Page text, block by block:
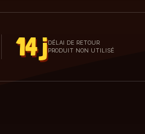
14 jDÉLAI DE RETOUR
PRODUIT NON UTILISÉ